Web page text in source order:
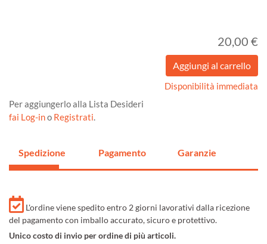
20,00 €
Disponibilità immediata
Per aggiungerlo alla Lista Desideri
fai Log-ino Registrati.
Spedizione Pagamento Garanzie
L'ordine viene spedito entro 2 giorni lavorativi dalla ricezione
del pagamento con imballo accurato, sicuro e protettivo.
Unico costo di invio per ordine di più articoli.